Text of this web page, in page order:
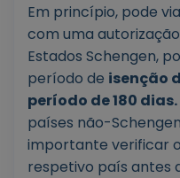
Em princípio, pode
com uma
Estados Schengen,
período de isenção
período de 180 dias.
países não-
importante verificar
respetivo país antes